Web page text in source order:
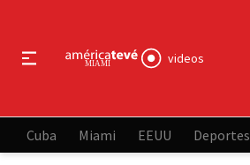
videos
Cuba Miami EEUU Deportes